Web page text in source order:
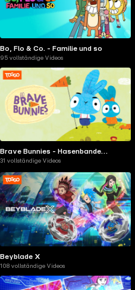
Bo, Flo & Co. - Familie und so
95 vollständige Videos
Brave Bunnies - Hasenbande
unterwegs
31 vollständige Videos
Beyblade X
108 vollständige Videos